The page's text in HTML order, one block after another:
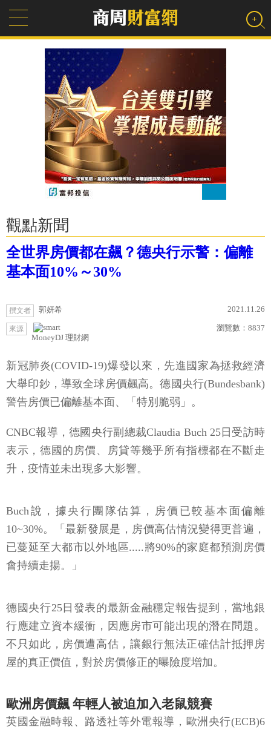
觀點新聞
全世界房價都在飆？德央行示警：偏離
基本面10%～30%
撰文者 郭妍希 2021.11.26
來源
MoneyDJ 理財網
瀏覽數： 8837
新冠肺炎(COVID-19)爆發以來，先進國家為拯救經濟
大舉印鈔，導致全球房價飆高。德國央行(Bundesbank)
警告房價已偏離基本面、「特別脆弱」。
CNBC報導，德國央行副總裁Claudia Buch 25日受訪時
表示，德國的房價、房貸等幾乎所有指標都在不斷走
升，疫情並未出現多大影響。
Buch說，據央行團隊估算，房價已較基本面偏離
10~30%。「最新發展是，房價高估情況變得更普遍，
已蔓延至大都市以外地區.....將90%的家庭都預測房價
會持續走揚。」
德國央行25日發表的最新金融穩定報告提到，當地銀
行應建立資本緩衝，因應房市可能出現的潛在問題。
不只如此，房價遭高估，讓銀行無法正確估計抵押房
屋的真正價值，對於房價修正的曝險度增加。
歐洲房價飆 年輕人被迫加入老鼠競賽
英國金融時報、路透社等外電報導，歐洲央行(ECB)6